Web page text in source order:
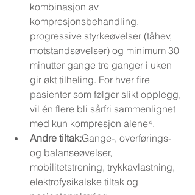
kombinasjon av
kompresjonsbehandling,
progressive styrkeøvelser (tåhev,
motstandsøvelser) og minimum 30
minutter gange tre ganger i uken
gir økt tilheling. For hver fire
pasienter som følger slikt opplegg,
vil én flere bli sårfri sammenlignet
med kun kompresjon alene⁴.
Andre tiltak:Gange-, overførings-
og balanseøvelser,
mobilitetstrening, trykkavlastning,
elektrofysikalske tiltak og